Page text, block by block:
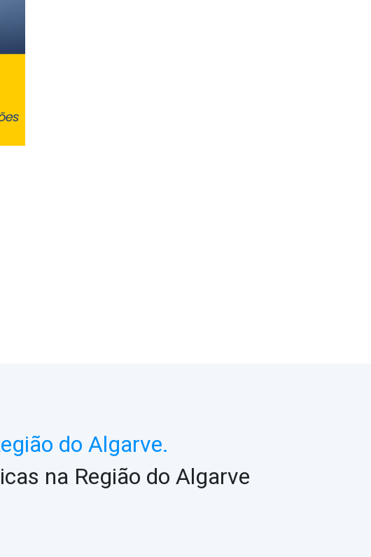
do Algarve.
na Região do Algarve